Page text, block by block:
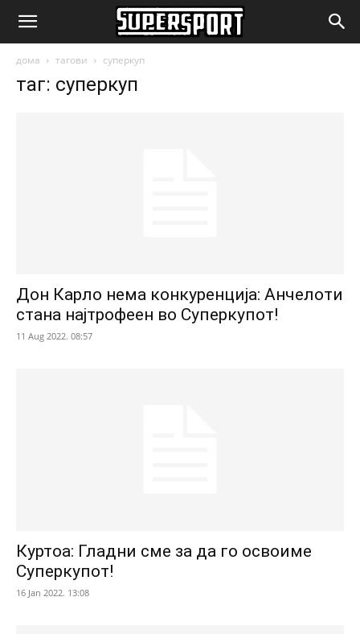
SuperSport.mk
дома тагови суперкуп
таг: суперкуп
Дон Карло нема конкуренција: Анчелоти
стана најтрофеен во Суперкупот!
11 Aug 2022. 08:57
Куртоа: Гладни сме за да го освоиме
Суперкупот!
16 Jan 2022. 13:08